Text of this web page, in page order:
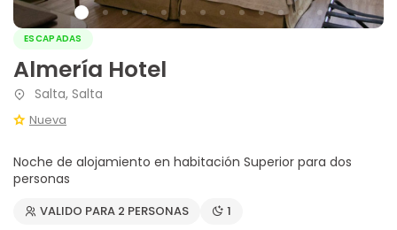
ESCAPADAS
Almería Hotel
Salta, Salta
Nueva
Noche de alojamiento en habitación Superior para dos
personas
VALIDO PARA 2 PERSONAS 1